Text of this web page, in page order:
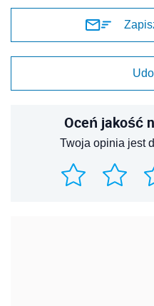
Oceń jakość
Twoja opinia jest